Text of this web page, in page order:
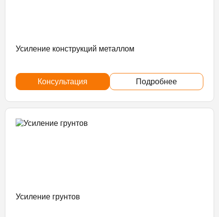
Усиление конструкций металлом
Консультация Подробнее
Усиление грунтов